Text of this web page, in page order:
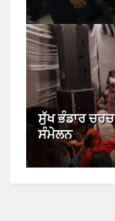
ਸੁੱਖ ਭੰਡਾਰ
ਸੰਮੇਲਨ